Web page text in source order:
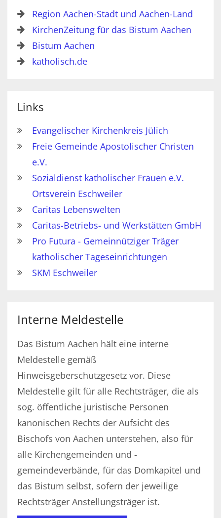
Region Aachen-Stadt und Aachen-Land
KirchenZeitung für das Bistum Aachen
Bistum Aachen
katholisch.de
Links
Evangelischer Kirchenkreis Jülich
Freie Gemeinde Apostolischer Christen
e.V.
Sozialdienst katholischer Frauen e.V.
Ortsverein Eschweiler
Caritas Lebenswelten
Caritas-Betriebs- und Werkstätten GmbH
Pro Futura - Gemeinnütziger Träger
katholischer Tageseinrichtungen
SKM Eschweiler
Interne Meldestelle
Das Bistum Aachen hält eine interne
Meldestelle gemäß
Hinweisgeberschutzgesetz vor. Diese
Meldestelle gilt für alle Rechtsträger, die als
sog. öffentliche juristische Personen
kanonischen Rechts der Aufsicht des
Bischofs von Aachen unterstehen, also für
alle Kirchengemeinden und -
gemeindeverbände, für das Domkapitel und
das Bistum selbst, sofern der jeweilige
Rechtsträger Anstellungsträger ist.